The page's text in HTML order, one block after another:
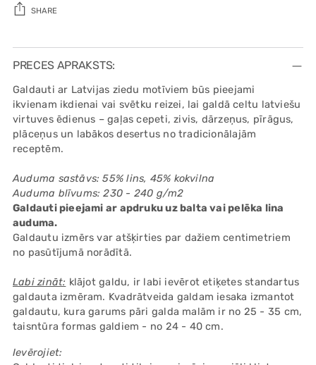
SHARE
Adding
product
your
cart
PRECES APRAKSTS:
Galdauti ar Latvijas ziedu motīviem būs pieejami
ikvienam ikdienai vai svētku reizei, lai galdā celtu latviešu
virtuves ēdienus – gaļas cepeti, zivis, dārzeņus, pīrāgus,
plāceņus un labākos desertus no tradicionālajām
receptēm.
Auduma sastāvs: 55% lins, 45% kokvilna
Auduma blīvums: 230 - 240 g/m2
Galdauti pieejami ar apdruku uz balta vai pelēka lina
auduma.
Galdautu izmērs var atšķirties par dažiem centimetriem
no pasūtījumā norādītā.
Labi zināt: klājot galdu, ir labi ievērot etiķetes standartus
galdauta izmēram. Kvadrātveida galdam iesaka izmantot
galdautu, kura garums pāri galda malām ir no 25 - 35 cm,
taisntūra formas galdiem - no 24 - 40 cm.
Ievērojiet: